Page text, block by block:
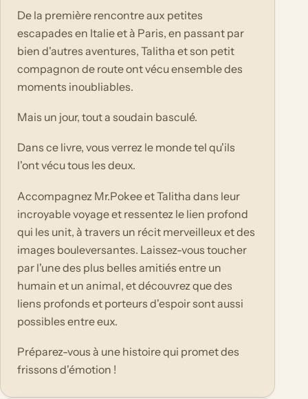
De la première rencontre aux petites
escapades en Italie et à Paris, en passant par
bien d'autres aventures, Talitha et son petit
compagnon de route ont vécu ensemble des
moments inoubliables.
Mais un jour, tout a soudain basculé.
Dans ce livre, vous verrez le monde tel qu'ils
l'ont vécu tous les deux.
Accompagnez Mr.Pokee et Talitha dans leur
incroyable voyage et ressentez le lien profond
qui les unit, à travers un récit merveilleux et des
images bouleversantes. Laissez-vous toucher
par l'une des plus belles amitiés entre un
humain et un animal, et découvrez que des
liens profonds et porteurs d'espoir sont aussi
possibles entre eux.
Préparez-vous à une histoire qui promet des
frissons d'émotion !